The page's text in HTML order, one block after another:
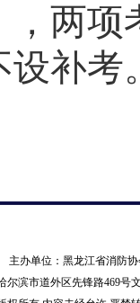
两
设补考
主办单位：黑龙江省消防
滨市道外区先锋路469号